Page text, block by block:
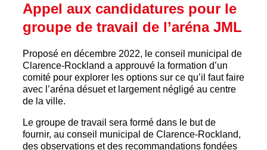
Appel aux candidatures pour le
groupe de travail de l’aréna JML
Proposé en décembre 2022, le conseil municipal de
Clarence-Rockland a approuvé la formation d’un
comité pour explorer les options sur ce qu’il faut faire
avec l’aréna désuet et largement négligé au centre
de la ville.
Le groupe de travail sera formé dans le but de
fournir, au conseil municipal de Clarence-Rockland,
des observations et des recommandations fondées